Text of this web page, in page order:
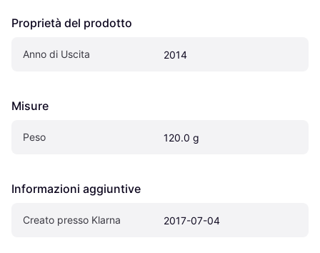
Proprietà del prodotto
Anno di Uscita 2014
Misure
Peso 120.0 g
Informazioni aggiuntive
Creato presso Klarna 2017-07-04